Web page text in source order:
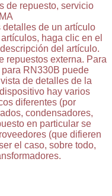
de repuesto, servicio
de un artículo
haga clic en el
del artículo.
repuestos externa. Para
RN330B puede
de detalles de la
hay varios
diferentes (por
condensadores,
en particular se
(que difieren
el caso, sobre todo,